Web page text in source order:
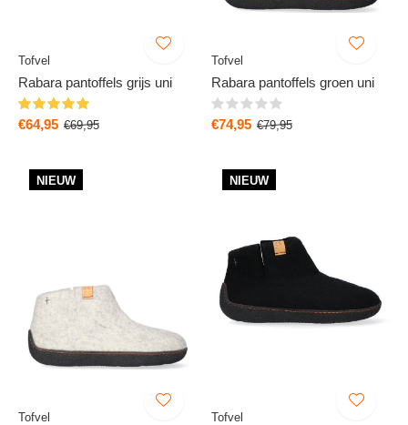
Tofvel
Rabara pantoffels grijs uni
€64,95 €69,95
Tofvel
Rabara pantoffels groen uni
€74,95 €79,95
NIEUW
Tofvel
NIEUW
Tofvel